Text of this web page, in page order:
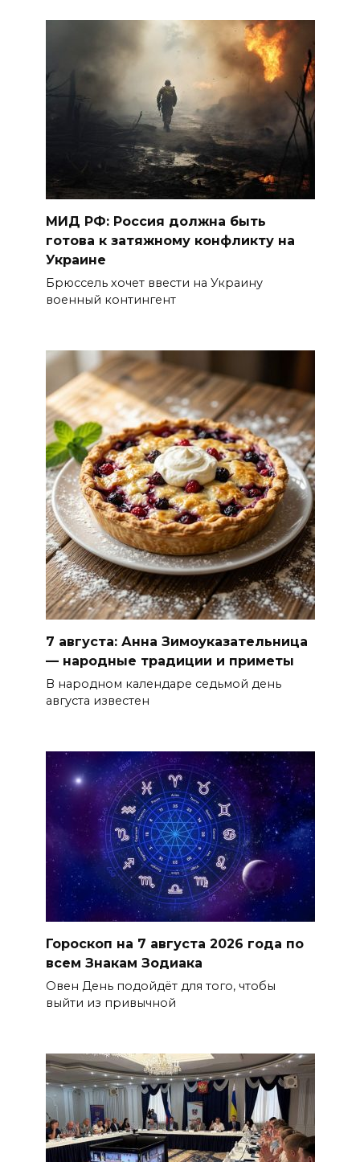
МИД РФ: Россия должна быть
готова к затяжному конфликту на
Украине
Брюссель хочет ввести на Украину
военный контингент
7 августа: Анна Зимоуказательница
— народные традиции и приметы
В народном календаре седьмой день
августа известен
Гороскоп на 7 августа 2026 года по
всем Знакам Зодиака
Овен День подойдёт для того, чтобы
выйти из привычной